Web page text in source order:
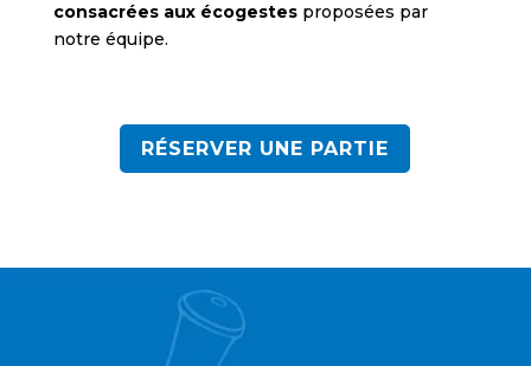
consacrées aux écogestesproposées par
notre équipe.
RÉSERVER UNE PARTIE